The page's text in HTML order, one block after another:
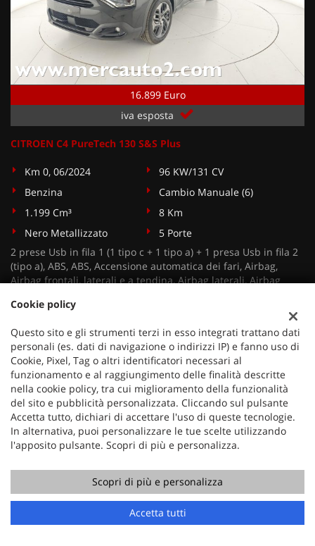
16.899 Euro
iva esposta
CITROEN C4 PureTech 130 S&S Plus
Km 0, 06/2024
96 KW/131 CV
Benzina
Cambio Manuale (6)
1.199 Cm³
8 Km
Nero Metallizzato
5 Porte
2 prese Usb in fila 1 (1 tipo c + 1 tipo a) + 1 presa Usb in fila 2
(tipo a), ABS, ABS, Accensione automatica dei fari, Airbag,
Airbag frontali, laterali e a tendina, Airbag laterali, Airbag
anteriori e posteriori, Assistenza alla partenza in salita,
retrovisori esterni nero lucido, Cerchi in lega, Chiusura
centralizzata, Climatizzatore, Climatizzatore Automatico
Bizona, Color pack nero lucido, Controllo trazione, Cornetta
digitale a colori, Cruise Control, ESP, Fari a led con firma
luminosa a forma di v, Fari LED, Fendinebbia, Fendinebbia led
con illuminazione statica degli incroci, Frenata d'emergenza
assistita, Freno Di Stazionamento Elettrico Automatico,
Immobilizzatore elettronico, Kit di riparazione pneumatici,
Luci di marcia diurna a LED, Maniglie apriporta esterne in
Citroen play, Pack safety, Panchetta posteriore frazionabile 2/3
- 1/3, Paraurti Posteriore Nero Lucido, Pianale del bagagliaio
regolabile su due posizioni, Post Collision Safety Brake, Presa
12v nella fila 1, Profili laterali e passaruota Nero Mat,
Cookie policy
Questo sito e gli strumenti terzi in esso integrati trattano dati
personali (es. dati di navigazione o indirizzi IP) e fanno uso di
Cookie, Pixel, Tag o altri identificatori necessari al
funzionamento e al raggiungimento delle finalità descritte
nella cookie policy, tra cui miglioramento della funzionalità
del sito e pubblicità personalizzata. Cliccando sul pulsante
Accetta tutto, dichiari di accettare l'uso di queste tecnologie.
In alternativa, puoi personalizzare le tue scelte utilizzando
l'apposito pulsante. Scopri di più e personalizza.
Scopri di più e personalizza
Accetta tutti